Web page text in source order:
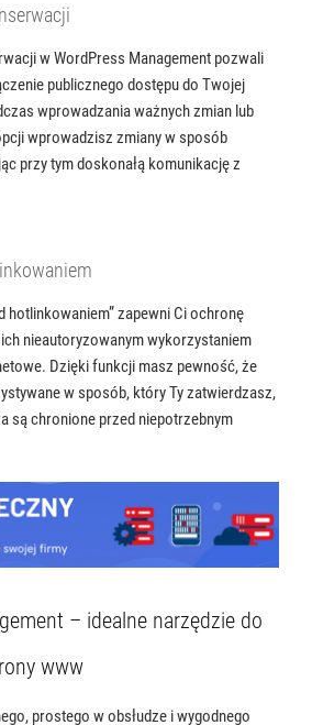
w WordPress Management pozwali
publicznego dostępu do Twojej
wprowadzania ważnych zmian lub
wprowadzisz zmiany w sposób
przy tym doskonałą komunikację z
hotlinkowaniem” zapewni Ci ochronę
nieautoryzowanym wykorzystaniem
Dzięki funkcji masz pewność, że
w sposób, który Ty zatwierdzasz,
są chronione przed niepotrzebnym
– idealne narzędzie do
www
prostego w obsłudze i wygodnego